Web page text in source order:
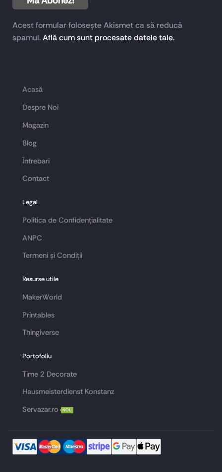
Acest formular folosește Akismet ca să reducă
spamul.Află cum sunt procesate datele tale.
Acasă
Despre Noi
Magazin
Blog
Întrebari
Contact
Legal
Politica de Confidențialitate
ANPC
Termeni și Condiții
Resurse utile
MakerWorld
Printables
Thingiverse
Portofoliu
Time 2 Decorate
Hausmeisterdienst Konstanz
Servazar.ro
NOU